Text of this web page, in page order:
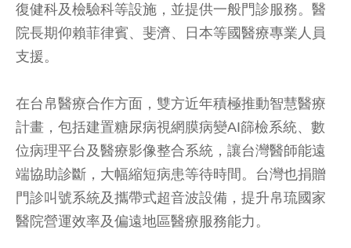
復健科及檢驗科等設施，並提供一般門診服務。醫
院長期仰賴菲律賓、斐濟、日本等國醫療專業人員
支援。
在台帛醫療合作方面，雙方近年積極推動智慧醫療
計畫，包括建置糖尿病視網膜病變AI篩檢系統、數
位病理平台及醫療影像整合系統，讓台灣醫師能遠
端協助診斷，大幅縮短病患等待時間。台灣也捐贈
門診叫號系統及攜帶式超音波設備，提升帛琉國家
醫院營運效率及偏遠地區醫療服務能力。